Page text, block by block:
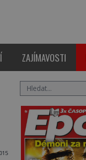
ZAJÍMAVOSTI